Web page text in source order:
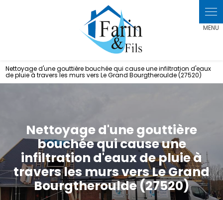
Nettoyage d'une gouttière bouchée qui cause une infiltration d'eaux
de pluie à travers les murs vers Le Grand Bourgtheroulde (27520)
Nettoyage d'une gouttière
bouchée qui cause une
infiltration d'eaux de pluie à
travers les murs vers Le Grand
Bourgtheroulde (27520)
Panneau de gestion des cookies